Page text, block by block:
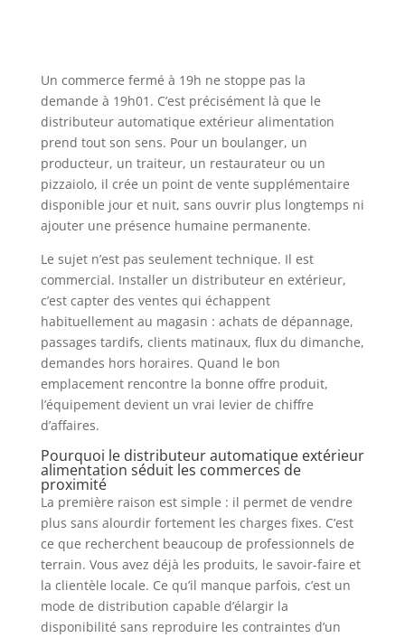
Un commerce fermé à 19h ne stoppe pas la
demande à 19h01. C’est précisément là que le
distributeur automatique extérieur alimentation
prend tout son sens. Pour un boulanger, un
producteur, un traiteur, un restaurateur ou un
pizzaiolo, il crée un point de vente supplémentaire
disponible jour et nuit, sans ouvrir plus longtemps ni
ajouter une présence humaine permanente.
Le sujet n’est pas seulement technique. Il est
commercial. Installer un distributeur en extérieur,
c’est capter des ventes qui échappent
habituellement au magasin : achats de dépannage,
passages tardifs, clients matinaux, flux du dimanche,
demandes hors horaires. Quand le bon
emplacement rencontre la bonne offre produit,
l’équipement devient un vrai levier de chiffre
d’affaires.
Pourquoi le distributeur automatique extérieur
alimentation séduit les commerces de
proximité
La première raison est simple : il permet de vendre
plus sans alourdir fortement les charges fixes. C’est
ce que recherchent beaucoup de professionnels de
terrain. Vous avez déjà les produits, le savoir-faire et
la clientèle locale. Ce qu’il manque parfois, c’est un
mode de distribution capable d’élargir la
disponibilité sans reproduire les contraintes d’un